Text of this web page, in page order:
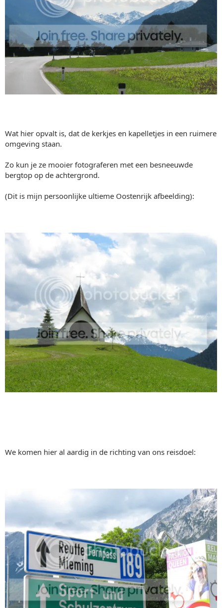
Wat hier opvalt is, dat de kerkjes en kapelletjes in een ruimere
omgeving staan.
Zo kun je ze mooier fotograferen met een besneeuwde
bergtop op de achtergrond.
(Dit is mijn persoonlijke ultieme Oostenrijk afbeelding):
We komen hier al aardig in de richting van ons reisdoel: